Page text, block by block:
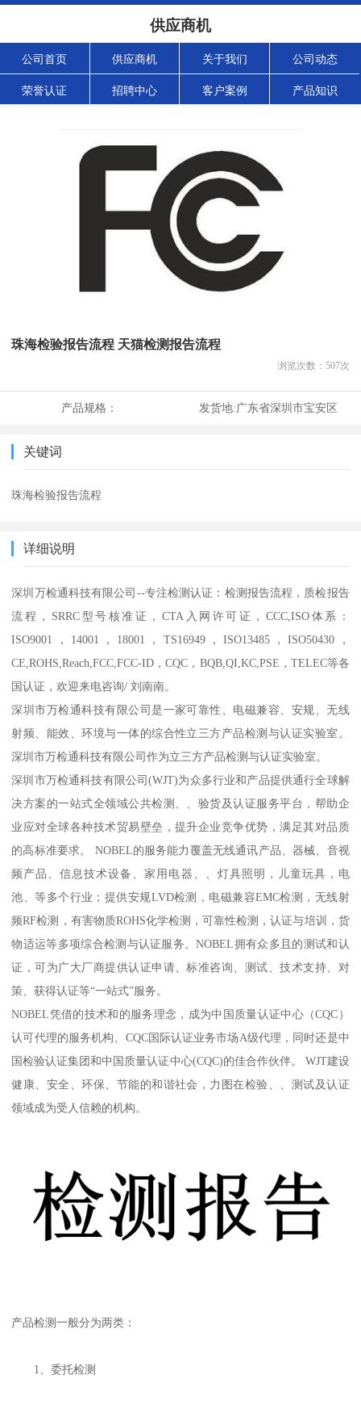
供应商机
公司首页 供应商机 关于我们 公司动态
荣誉认证 招聘中心 客户案例 产品知识
珠海检验报告流程 天猫检测报告流程
浏览次数： 507次
产品规格： 发货地:广东省深圳市宝安区
关键词
珠海检验报告流程
详细说明
深圳万检通科技有限公司--专注检测认证：检测报告流程，质检报告
流程，SRRC型号核准证，CTA入网许可证，CCC,ISO体系：
ISO9001，14001，18001，TS16949，ISO13485，ISO50430，
CE,ROHS,Reach,FCC,FCC-ID，CQC，BQB,QI,KC,PSE，TELEC等各
国认证，欢迎来电咨询/ 刘南南。
深圳市万检通科技有限公司是一家可靠性、电磁兼容、安规、无线
射频、能效、环境与一体的综合性立三方产品检测与认证实验室。
深圳市万检通科技有限公司作为立三方产品检测与认证实验室。
深圳市万检通科技有限公司(WJT)为众多行业和产品提供通行全球解
决方案的一站式全领域公共检测、、验货及认证服务平台，帮助企
业应对全球各种技术贸易壁垒，提升企业竞争优势，满足其对品质
的高标准要求。 NOBEL的服务能力覆盖无线通讯产品、器械、音视
频产品、信息技术设备、家用电器、、灯具照明，儿童玩具，电
池、等多个行业；提供安规LVD检测，电磁兼容EMC检测，无线射
频RF检测，有害物质ROHS化学检测，可靠性检测，认证与培训，货
物适运等多项综合检测与认证服务。NOBEL拥有众多且的测试和认
证，可为广大厂商提供认证申请、标准咨询、测试、技术支持、对
策、获得认证等“一站式”服务。
NOBEL凭借的技术和的服务理念，成为中国质量认证中心（CQC）
认可代理的服务机构、CQC国际认证业务市场A级代理，同时还是中
国检验认证集团和中国质量认证中心(CQC)的佳合作伙伴。 WJT建设
健康、安全、环保、节能的和谐社会，力图在检验、、测试及认证
领域成为受人信赖的机构。
产品检测一般分为两类：
1、委托检测